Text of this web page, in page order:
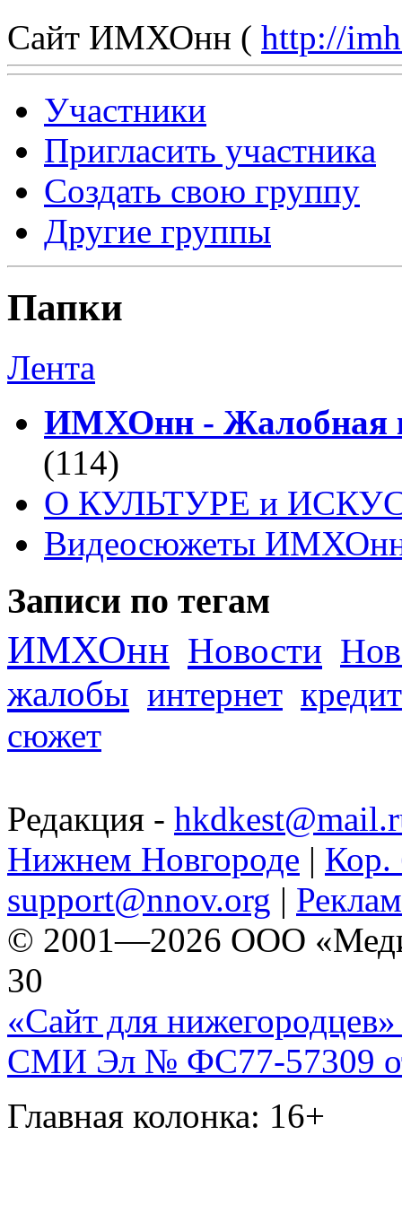
Сайт ИМХОнн ( http://
Участники
Пригласить участника
Создать свою группу
Другие группы
Папки
Лента
ИМХОнн - Жалобная
(114)
О КУЛЬТУРЕ и
Видеосюжеты
Записи по тегам
ИМХОнн Новости
жалобы интернет кредит
сюжет
Редакция -
Нижнем Новгороде | Кор.
support@nnov.org |
© 2001—2026 ООО
30
«Сайт для нижегородцев»
СМИ Эл № ФС77-57309
Главная колонка: 16+